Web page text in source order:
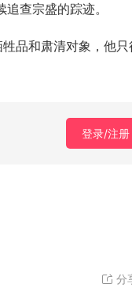
查宗盛的踪迹。
品和肃清对象，他只
登录/注册
分